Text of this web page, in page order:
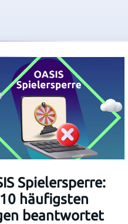
Spielersperre:
häufigsten
beantwortet